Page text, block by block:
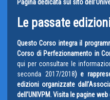
Pagina dedicata sul sito
Le passate
QuestoCorso integra il
Corso di Perfezionamento in
qui per consultare le
seconda 2017/2018) e
edizioni organizzate
dell’UNIVPM.Visita le pagine